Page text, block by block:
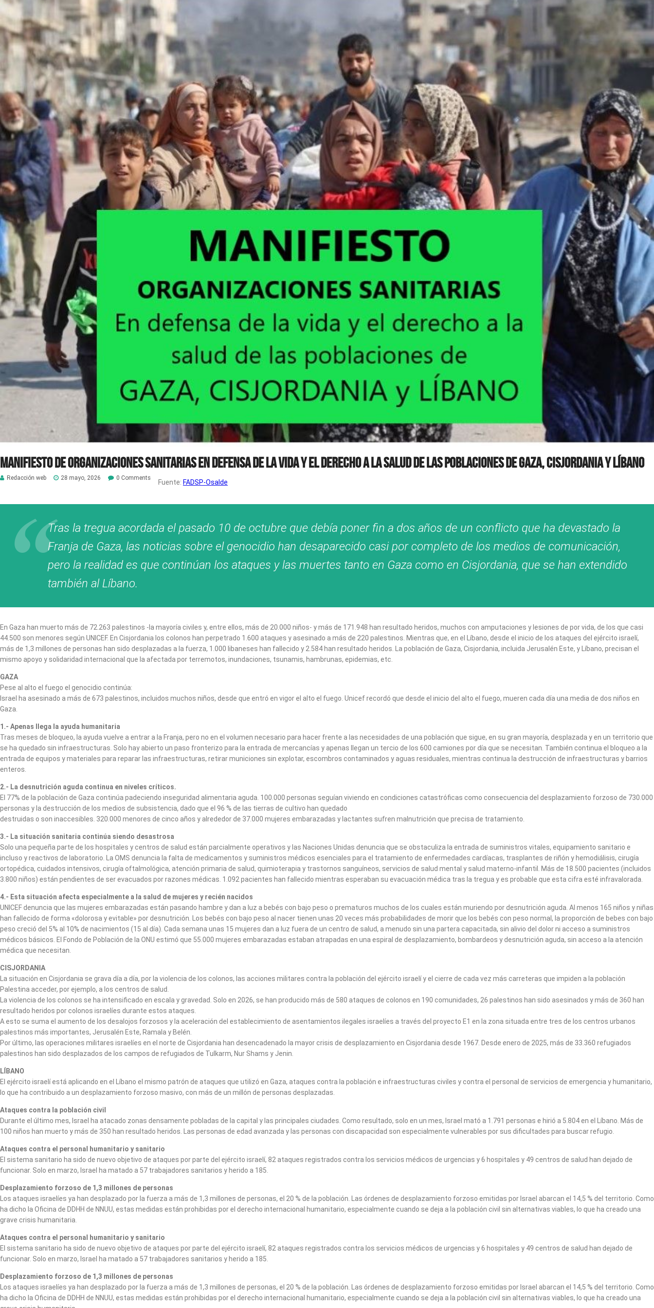
MANIFIESTO DE ORGANIZACIONES SANITARIAS EN DEFENSA DE LA VIDA Y EL DERECHO A LA SALUD DE LAS POBLACIONES DE GAZA, CISJORDANIA Y LÍBANO
Redacción web 28 mayo, 2026 0 Comments
Fuente: FADSP-Osalde
Tras la tregua acordada el pasado 10 de octubre que debía poner fin a dos años de un conflicto que ha devastado la
Franja de Gaza, las noticias sobre el genocidio han desaparecido casi por completo de los medios de comunicación,
pero la realidad es que continúan los ataques y las muertes tanto en Gaza como en Cisjordania, que se han extendido
también al Líbano.
En Gaza han muerto más de 72.263 palestinos -la mayoría civiles y, entre ellos, más de 20.000 niños- y más de 171.948 han resultado heridos, muchos con amputaciones y lesiones de por vida, de los que casi
44.500 son menores según UNICEF. En Cisjordania los colonos han perpetrado 1.600 ataques y asesinado a más de 220 palestinos. Mientras que, en el Líbano, desde el inicio de los ataques del ejército israelí,
más de 1,3 millones de personas han sido desplazadas a la fuerza, 1.000 libaneses han fallecido y 2.584 han resultado heridos. La población de Gaza, Cisjordania, incluida Jerusalén Este, y Líbano, precisan el
mismo apoyo y solidaridad internacional que la afectada por terremotos, inundaciones, tsunamis, hambrunas, epidemias, etc.
GAZA
Pese al alto el fuego el genocidio continúa:
Israel ha asesinado a más de 673 palestinos, incluidos muchos niños, desde que entró en vigor el alto el fuego. Unicef recordó que desde el inicio del alto el fuego, mueren cada día una media de dos niños en
Gaza.
1.- Apenas llega la ayuda humanitaria
Tras meses de bloqueo, la ayuda vuelve a entrar a la Franja, pero no en el volumen necesario para hacer frente a las necesidades de una población que sigue, en su gran mayoría, desplazada y en un territorio que
se ha quedado sin infraestructuras. Solo hay abierto un paso fronterizo para la entrada de mercancías y apenas llegan un tercio de los 600 camiones por día que se necesitan. También continua el bloqueo a la
entrada de equipos y materiales para reparar las infraestructuras, retirar municiones sin explotar, escombros contaminados y aguas residuales, mientras continua la destrucción de infraestructuras y barrios
enteros.
2.- La desnutrición aguda continua en niveles críticos.
El 77% de la población de Gaza continúa padeciendo inseguridad alimentaria aguda. 100.000 personas seguían viviendo en condiciones catastróficas como consecuencia del desplazamiento forzoso de 730.000
personas y la destrucción de los medios de subsistencia, dado que el 96 % de las tierras de cultivo han quedado
destruidas o son inaccesibles. 320.000 menores de cinco años y alrededor de 37.000 mujeres embarazadas y lactantes sufren malnutrición que precisa de tratamiento.
3.- La situación sanitaria continúa siendo desastrosa
Solo una pequeña parte de los hospitales y centros de salud están parcialmente operativos y las Naciones Unidas denuncia que se obstaculiza la entrada de suministros vitales, equipamiento sanitario e
incluso y reactivos de laboratorio. La OMS denuncia la falta de medicamentos y suministros médicos esenciales para el tratamiento de enfermedades cardíacas, trasplantes de riñón y hemodiálisis, cirugía
ortopédica, cuidados intensivos, cirugía oftalmológica, atención primaria de salud, quimioterapia y trastornos sanguíneos, servicios de salud mental y salud materno-infantil. Más de 18.500 pacientes (incluidos
3.800 niños) están pendientes de ser evacuados por razones médicas. 1.092 pacientes han fallecido mientras esperaban su evacuación médica tras la tregua y es probable que esta cifra esté infravalorada.
4.- Esta situación afecta especialmente a la salud de mujeres y recién nacidos
UNICEF denuncia que las mujeres embarazadas están pasando hambre y dan a luz a bebés con bajo peso o prematuros muchos de los cuales están muriendo por desnutrición aguda. Al menos 165 niños y niñas
han fallecido de forma «dolorosa y evitable» por desnutrición. Los bebés con bajo peso al nacer tienen unas 20 veces más probabilidades de morir que los bebés con peso normal, la proporción de bebes con bajo
peso creció del 5% al 10% de nacimientos (15 al día). Cada semana unas 15 mujeres dan a luz fuera de un centro de salud, a menudo sin una partera capacitada, sin alivio del dolor ni acceso a suministros
médicos básicos. El Fondo de Población de la ONU estimó que 55.000 mujeres embarazadas estaban atrapadas en una espiral de desplazamiento, bombardeos y desnutrición aguda, sin acceso a la atención
médica que necesitan.
CISJORDANIA
La situación en Cisjordania se grava día a día, por la violencia de los colonos, las acciones militares contra la población del ejército israelí y el cierre de cada vez más carreteras que impiden a la población
Palestina acceder, por ejemplo, a los centros de salud.
La violencia de los colonos se ha intensificado en escala y gravedad. Solo en 2026, se han producido más de 580 ataques de colonos en 190 comunidades, 26 palestinos han sido asesinados y más de 360 han
resultado heridos por colonos israelíes durante estos ataques.
A esto se suma el aumento de los desalojos forzosos y la aceleración del establecimiento de asentamientos ilegales israelíes a través del proyecto E1 en la zona situada entre tres de los centros urbanos
palestinos más importantes, Jerusalén Este, Ramala y Belén.
Por último, las operaciones militares israelíes en el norte de Cisjordania han desencadenado la mayor crisis de desplazamiento en Cisjordania desde 1967. Desde enero de 2025, más de 33.360 refugiados
palestinos han sido desplazados de los campos de refugiados de Tulkarm, Nur Shams y Jenin.
LÍBANO
El ejército israelí está aplicando en el Líbano el mismo patrón de ataques que utilizó en Gaza, ataques contra la población e infraestructuras civiles y contra el personal de servicios de emergencia y humanitario,
lo que ha contribuido a un desplazamiento forzoso masivo, con más de un millón de personas desplazadas.
Ataques contra la población civil
Durante el último mes, Israel ha atacado zonas densamente pobladas de la capital y las principales ciudades. Como resultado, solo en un mes, Israel mató a 1.791 personas e hirió a 5.804 en el Líbano. Más de
100 niños han muerto y más de 350 han resultado heridos. Las personas de edad avanzada y las personas con discapacidad son especialmente vulnerables por sus dificultades para buscar refugio.
Ataques contra el personal humanitario y sanitario
El sistema sanitario ha sido de nuevo objetivo de ataques por parte del ejército israelí, 82 ataques registrados contra los servicios médicos de urgencias y 6 hospitales y 49 centros de salud han dejado de
funcionar. Solo en marzo, Israel ha matado a 57 trabajadores sanitarios y herido a 185.
Desplazamiento forzoso de 1,3 millones de personas
Los ataques israelíes ya han desplazado por la fuerza a más de 1,3 millones de personas, el 20 % de la población. Las órdenes de desplazamiento forzoso emitidas por Israel abarcan el 14,5 % del territorio. Como
ha dicho la Oficina de DDHH de NNUU, estas medidas están prohibidas por el derecho internacional humanitario, especialmente cuando se deja a la población civil sin alternativas viables, lo que ha creado una
grave crisis humanitaria.
Ataques contra el personal humanitario y sanitario
El sistema sanitario ha sido de nuevo objetivo de ataques por parte del ejército israelí, 82 ataques registrados contra los servicios médicos de urgencias y 6 hospitales y 49 centros de salud han dejado de
funcionar. Solo en marzo, Israel ha matado a 57 trabajadores sanitarios y herido a 185.
Desplazamiento forzoso de 1,3 millones de personas
Los ataques israelíes ya han desplazado por la fuerza a más de 1,3 millones de personas, el 20 % de la población. Las órdenes de desplazamiento forzoso emitidas por Israel abarcan el 14,5 % del territorio. Como
ha dicho la Oficina de DDHH de NNUU, estas medidas están prohibidas por el derecho internacional humanitario, especialmente cuando se deja a la población civil sin alternativas viables, lo que ha creado una